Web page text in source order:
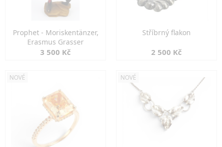
Prophet - Moriskentänzer,
Erasmus Grasser
3 500 Kč
Stříbrný flakon
2 500 Kč
NOVÉ NOVÉ